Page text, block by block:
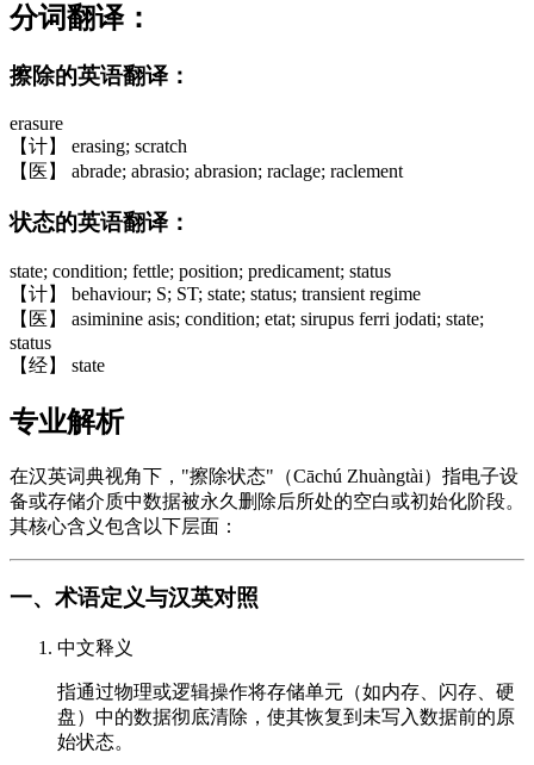
分词翻译：
擦除的英语翻译：
erasure
【计】 erasing; scratch
【医】 abrade; abrasio; abrasion; raclage; raclement
状态的英语翻译：
state; condition; fettle; position; predicament; status
【计】 behaviour; S; ST; state; status; transient regime
【医】 asiminine asis; condition; etat; sirupus ferri jodati; state;
status
【经】 state
专业解析
在汉英词典视角下，"擦除状态"（Cāchú Zhuàngtài）指电子设
备或存储介质中数据被永久删除后所处的空白或初始化阶段。
其核心含义包含以下层面：
一、术语定义与汉英对照
中文释义
指通过物理或逻辑操作将存储单元（如内存、闪存、硬
盘）中的数据彻底清除，使其恢复到未写入数据前的原
始状态。